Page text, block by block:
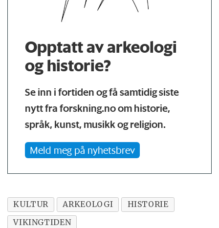
Opptatt av arkeologi
og historie?
Se inn i fortiden og få samtidig siste
nytt fra forskning.no om historie,
språk, kunst, musikk og religion.
Meld meg på nyhetsbrev
KULTUR ARKEOLOGI
HISTORIE
VIKINGTIDEN